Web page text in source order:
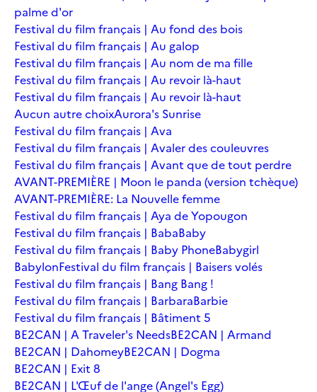
palme d'or
Festival du film français | Au fond des bois
Festival du film français | Au galop
Festival du film français | Au nom de ma fille
Festival du film français | Au revoir là-haut
Festival du film français | Au revoir là-haut
Aucun autre choixAurora's Sunrise
Festival du film français | Ava
Festival du film français | Avaler des couleuvres
Festival du film français | Avant que de tout perdre
AVANT-PREMIÈRE | Moon le panda (version tchèque)
AVANT-PREMIÈRE: La Nouvelle femme
Festival du film français | Aya de Yopougon
Festival du film français | BabaBaby
Festival du film français | Baby PhoneBabygirl
BabylonFestival du film français | Baisers volés
Festival du film français | Bang Bang !
Festival du film français | BarbaraBarbie
Festival du film français | Bâtiment 5
BE2CAN | A Traveler's NeedsBE2CAN | Armand
BE2CAN | DahomeyBE2CAN | Dogma
BE2CAN | Exit 8
BE2CAN | L'Œuf de l'ange (Angel's Egg)